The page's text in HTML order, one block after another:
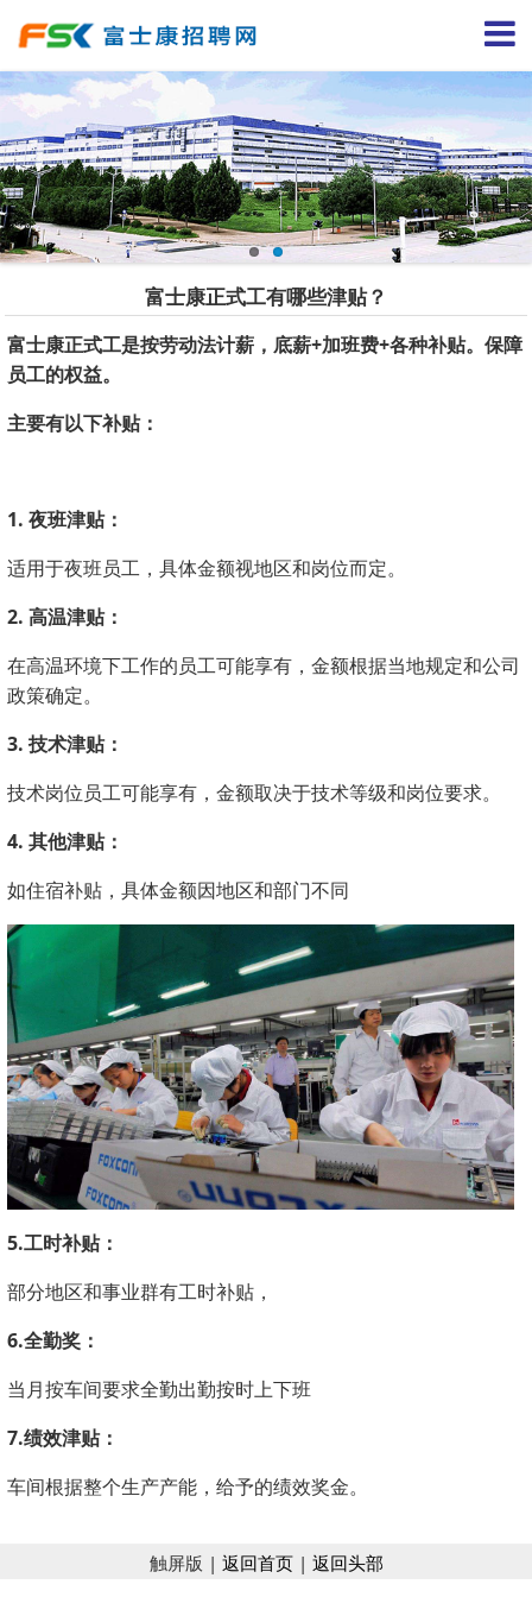
富士康正式工有哪些津贴？
富士康正式工是按劳动法计薪，底薪+加班费+各种补贴。保障
员工的权益。
主要有以下补贴：
1. 夜班津贴：
适用于夜班员工，具体金额视地区和岗位而定。
2. 高温津贴：
在高温环境下工作的员工可能享有，金额根据当地规定和公司
政策确定。
3. 技术津贴：
技术岗位员工可能享有，金额取决于技术等级和岗位要求。
4. 其他津贴：
如住宿补贴，具体金额因地区和部门不同
5.工时补贴：
部分地区和事业群有工时补贴，
6.全勤奖：
当月按车间要求全勤出勤按时上下班
7.绩效津贴：
车间根据整个生产产能，给予的绩效奖金。
触屏版 | 返回首页| 返回头部